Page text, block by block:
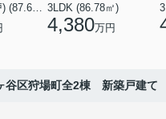
3LDK＋S(納戸) (87.61㎡) 3LDK (86.78㎡)
4,380万円
谷区狩場町全2棟 新築戸建て